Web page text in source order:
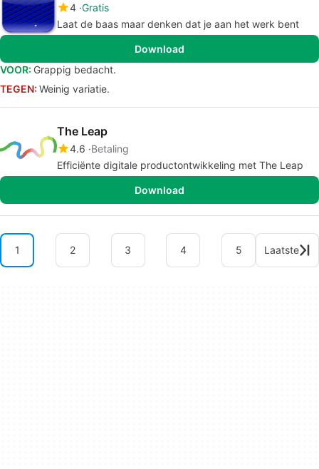
4 Gratis
Laat de baas maar denken dat je aan het werk bent
Download
VOOR: Grappig bedacht.
TEGEN: Weinig variatie.
The Leap
4.6 Betaling
Efficiënte digitale productontwikkeling met The Leap
Download
1 2 3 4 5 Laatste